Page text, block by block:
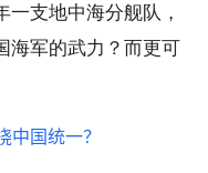
支地中海分舰队，
海军的武力？而更可